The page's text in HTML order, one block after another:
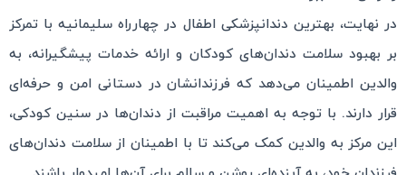
در نهایت، بهترین دندانپزشکی اطفال در چهارراه سلیمانیه با تمرکز
بر بهبود سلامت دندان‌های کودکان و ارائه خدمات پیشگیرانه، به
والدین اطمینان می‌دهد که فرزندانشان در دستانی امن و حرفه‌ای
قرار دارند. با توجه به اهمیت مراقبت از دندان‌ها در سنین کودکی،
این مرکز به والدین کمک می‌کند تا با اطمینان از سلامت دندان‌های